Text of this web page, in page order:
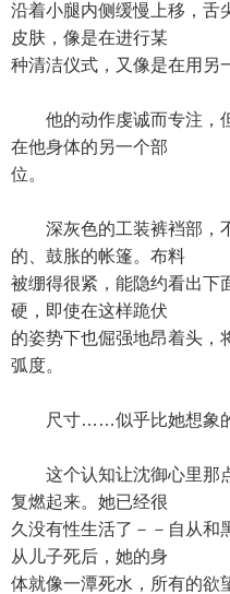
沿着小腿内侧缓慢上移，舌
皮肤，像是在进行某
种清洁仪式，又像是在用另
他的动作虔诚而专注，
在他身体的另一个部
位。
深灰色的工装裤裆部，
的、鼓胀的帐篷。布料
被绷得很紧，能隐约看出下
硬，即使在这样跪伏
的姿势下也倔强地昂着头，
弧度。
尺寸……似乎比她想象的
这个认知让沈御心里那
复燃起来。她已经很
久没有性生活了－－自从和
从儿子死后，她的身
体就像一潭死水，所有的欲